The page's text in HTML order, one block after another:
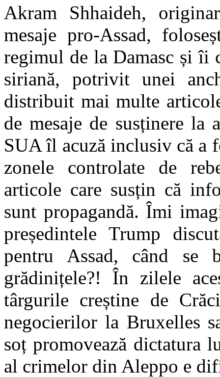
Akram Shhaideh,
mesaje pro-Assad,
regimul de la Damasc și îi
siriană, potrivit unei
distribuit mai multe
de mesaje de susținere la
SUA îl acuză inclusiv că a
zonele controlate de
articole care susțin că
sunt propagandă. Îmi
președintele Trump
pentru Assad, când se
grădinițele?! În zilele
târgurile creștine de
negocierilor la Bruxelles
soț promovează dictatura
al crimelor din Aleppo e